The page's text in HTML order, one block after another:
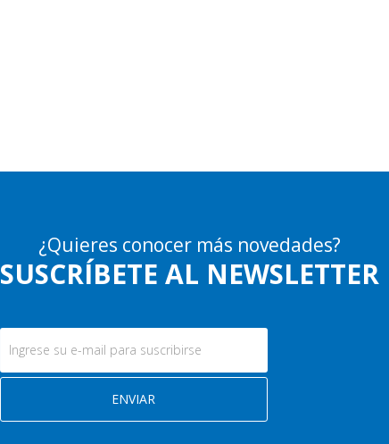
¿Quieres conocer más novedades?
SUSCRÍBETE AL NEWSLETTER